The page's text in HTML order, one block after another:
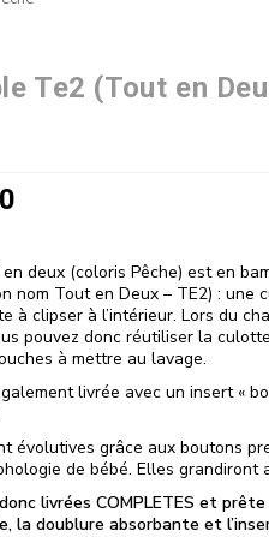
Te2 (Tout en
deux (coloris Pêche) est en
nom Tout en Deux – TE2) : une
à clipser à l’intérieur. Lors du
pouvez donc réutiliser la
à mettre au lavage.
livrée avec un insert «
évolutives grâce aux boutons
de bébé. Elles grandiront
livrées COMPLETES et prête
la doublure absorbante et